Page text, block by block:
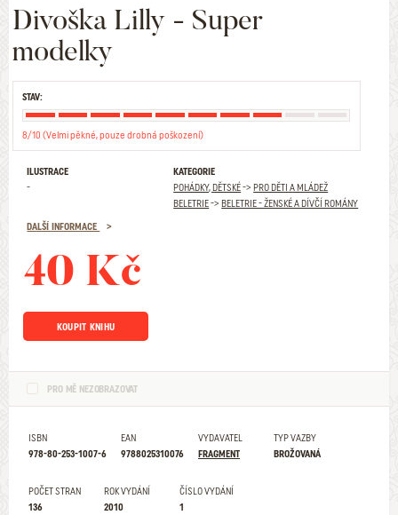
Divoška Lilly - Super
modelky
STAV:
8/10 (Velmi pěkné, pouze drobná poškození)
ILUSTRACE
-
KATEGORIE
POHÁDKY, DĚTSKÉ->PRO DĚTI A MLÁDEŽ
BELETRIE->BELETRIE - ŽENSKÉ A DÍVČÍ ROMÁNY
DALŠÍ INFORMACE
40 Kč
KOUPIT KNIHU
PRO MĚ NEZOBRAZOVAT
ISBN
978-80-253-1007-6
EAN
9788025310076
VYDAVATEL
FRAGMENT
TYP VAZBY
BROŽOVANÁ
POČET STRAN
136
ROK VYDÁNÍ
2010
ČÍSLO VYDÁNÍ
1